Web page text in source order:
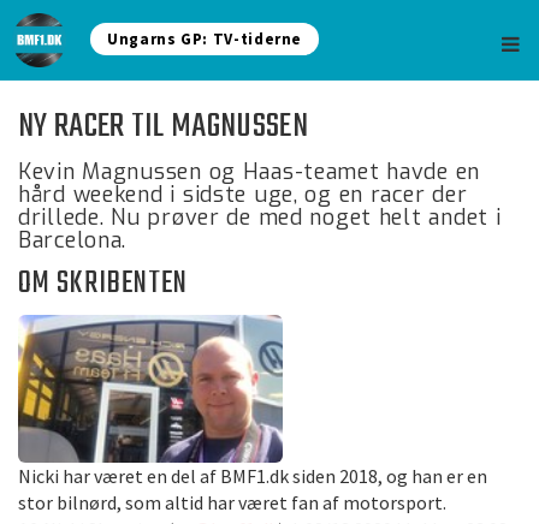
Ungarns GP: TV-tiderne
NY RACER TIL MAGNUSSEN
Kevin Magnussen og Haas-teamet havde en
hård weekend i sidste uge, og en racer der
drillede. Nu prøver de med noget helt andet i
Barcelona.
OM SKRIBENTEN
Nicki har været en del af BMF1.dk siden 2018, og han er en
stor bilnørd, som altid har været fan af motorsport.